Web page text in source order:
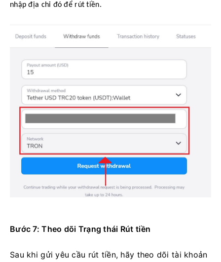
nhập địa chỉ đó để rút tiền.
Bước 7: Theo dõi Trạng thái Rút tiền
Sau khi gửi yêu cầu rút tiền, hãy theo dõi tài khoản